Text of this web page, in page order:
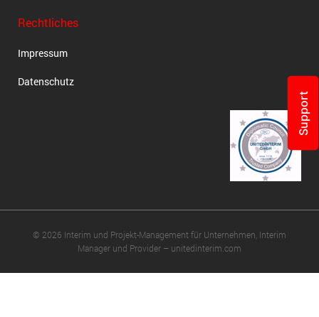
Rechtliches
Impressum
Datenschutz
© 2026 Interim und Projekt-Management für Unternehmen, Interim
Manager und Provider – unitedinterim.com
Support